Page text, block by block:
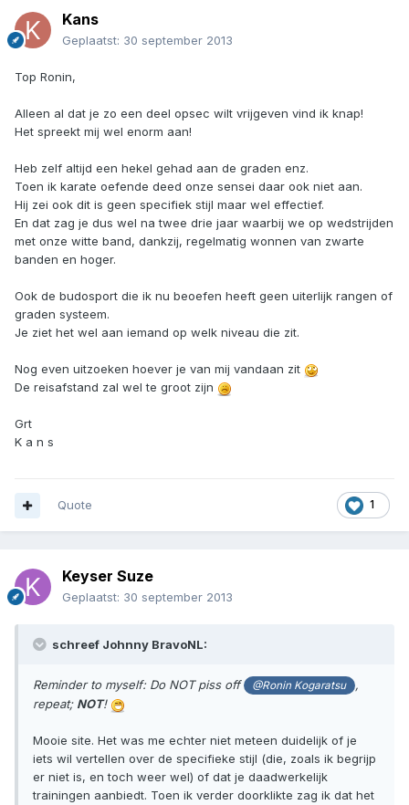
Kans
Geplaatst: 30 september 2013
Top Ronin,
Alleen al dat je zo een deel opsec wilt vrijgeven vind ik knap!
Het spreekt mij wel enorm aan!
Heb zelf altijd een hekel gehad aan de graden enz.
Toen ik karate oefende deed onze sensei daar ook niet aan.
Hij zei ook dit is geen specifiek stijl maar wel effectief.
En dat zag je dus wel na twee drie jaar waarbij we op wedstrijden
met onze witte band, dankzij, regelmatig wonnen van zwarte
banden en hoger.
Ook de budosport die ik nu beoefen heeft geen uiterlijk rangen of
graden systeem.
Je ziet het wel aan iemand op welk niveau die zit.
Nog even uitzoeken hoever je van mij vandaan zit
De reisafstand zal wel te groot zijn
Grt
K a n s
1
Quote
Keyser Suze
Geplaatst: 30 september 2013
schreef Johnny BravoNL:
Reminder to myself: Do NOT piss off @Ronin Kogaratsu
,
repeat; NOT!
Mooie site. Het was me echter niet meteen duidelijk of je
iets wil vertellen over de specifieke stijl (die, zoals ik begrijp
er niet is, en toch weer wel) of dat je daadwerkelijk
trainingen aanbiedt. Toen ik verder doorklikte zag ik dat het